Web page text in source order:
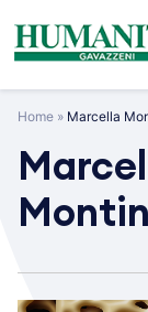
content
Home » Marcella